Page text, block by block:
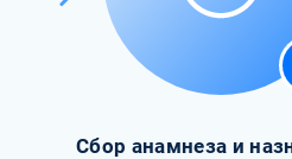
Сбор анамнеза и